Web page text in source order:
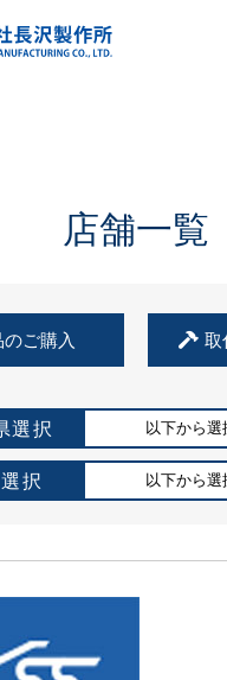
扱店情報
店舗一覧
ご購入 取
選択 以下から
択 以下から